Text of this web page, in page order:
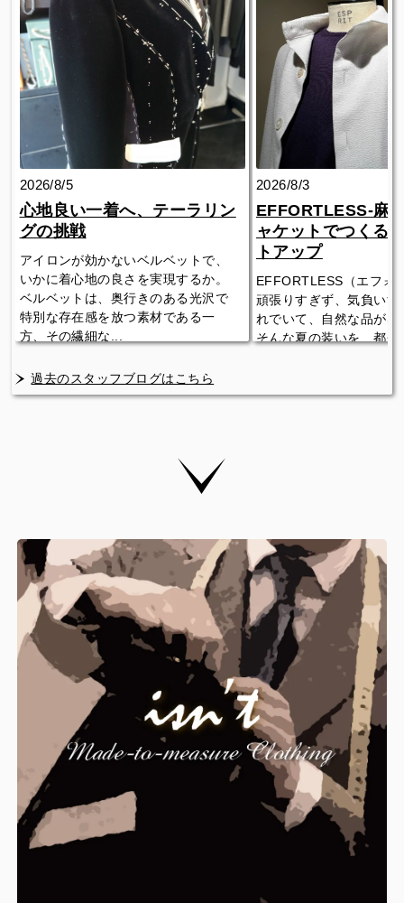
2026/8/5
心地良い一着へ、テーラリン
グの挑戦
アイロンが効かないベルベットで、
いかに着心地の良さを実現するか。
ベルベットは、奥行きのある光沢で
特別な存在感を放つ素材である一
方、その繊細な...
2026/8/3
EFFORTLESS-麻
ャケットでつくる
トアップ
EFFORTLESS（エフォ
頑張りすぎず、気負いす
れでいて、自然な品が感
そんな夏の装いを、都会
過去のスタッフブログはこちら